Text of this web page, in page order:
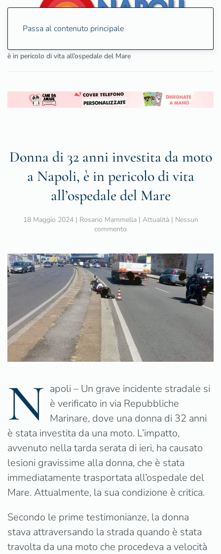
Passa al contenuto principale
è in pericolo di vita all’ospedale del Mare
Donna di 32 anni investita da moto
a Napoli, è in pericolo di vita
all’ospedale del Mare
18 Maggio 2024| Rosario Mammella| Attualità| Nessun
commento
32
anni
investita
da
è
in
pericolo
di
vita
Mare
N apoli – Un grave incidente stradale si
è verificato in via Repubbliche
Marinare, dove una donna di 32 anni
è stata investita da una moto. L’impatto,
avvenuto nella tarda serata di ieri, ha causato
lesioni gravissime alla donna, che è stata
immediatamente trasportata all’ospedale del
Mare. Attualmente, la sua condizione è critica.
Secondo le prime testimonianze, la donna
stava attraversando la strada quando è stata
travolta da una moto che procedeva a velocità